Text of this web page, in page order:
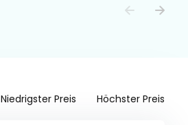
Niedrigster Preis Höchster Preis